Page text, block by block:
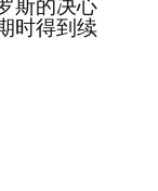
斯的决心
时得到续